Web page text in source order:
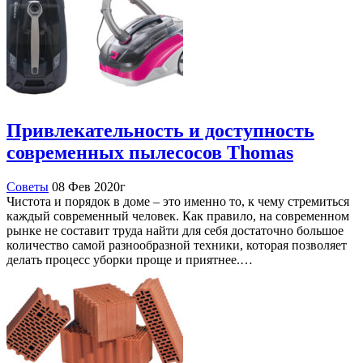
Привлекательность и доступность
современных пылесосов Thomas
Советы 08 Фев 2020г
Чистота и порядок в доме – это именно то, к чему стремиться
каждый современный человек. Как правило, на современном
рынке не составит труда найти для себя достаточно большое
количество самой разнообразной техники, которая позволяет
делать процесс уборки проще и приятнее.…